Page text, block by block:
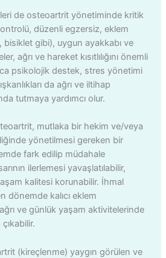
de osteoartrit yönetiminde kritik
düzenli egzersiz, eklem
gibi), uygun ayakkabı ve
ağrı ve hareket kısıtlılığını önemli
psikolojik destek, stres yönetimi
da ağrı ve iltihap
tutmaya yardımcı olur.
mutlaka bir hekim ve/veya
yönetilmesi gereken bir
fark edilip müdahale
ilerlemesi yavaşlatılabilir,
kalitesi korunabilir. İhmal
dönemde kalıcı eklem
ve günlük yaşam aktivitelerinde
çıkabilir.
(kireçlenme) yaygın görülen ve